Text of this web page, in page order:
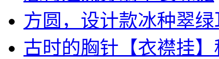
方圆，设计款冰种翠绿
古时的胸针【衣襟挂】